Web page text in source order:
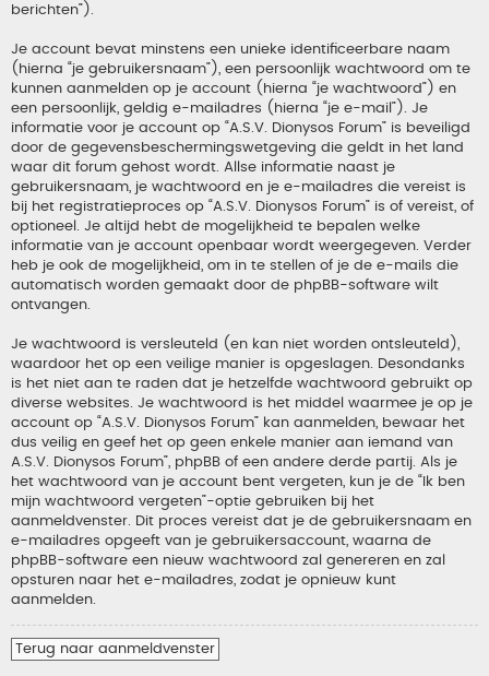
berichten”).
Je account bevat minstens een unieke identificeerbare naam
(hierna “je gebruikersnaam”), een persoonlijk wachtwoord om te
kunnen aanmelden op je account (hierna “je wachtwoord”) en
een persoonlijk, geldig e-mailadres (hierna “je e-mail”). Je
informatie voor je account op “A.S.V. Dionysos Forum” is beveiligd
door de gegevensbeschermingswetgeving die geldt in het land
waar dit forum gehost wordt. Allse informatie naast je
gebruikersnaam, je wachtwoord en je e-mailadres die vereist is
bij het registratieproces op “A.S.V. Dionysos Forum” is of vereist, of
optioneel. Je altijd hebt de mogelijkheid te bepalen welke
informatie van je account openbaar wordt weergegeven. Verder
heb je ook de mogelijkheid, om in te stellen of je de e-mails die
automatisch worden gemaakt door de phpBB-software wilt
ontvangen.
Je wachtwoord is versleuteld (en kan niet worden ontsleuteld),
waardoor het op een veilige manier is opgeslagen. Desondanks
is het niet aan te raden dat je hetzelfde wachtwoord gebruikt op
diverse websites. Je wachtwoord is het middel waarmee je op je
account op “A.S.V. Dionysos Forum” kan aanmelden, bewaar het
dus veilig en geef het op geen enkele manier aan iemand van
A.S.V. Dionysos Forum”, phpBB of een andere derde partij. Als je
het wachtwoord van je account bent vergeten, kun je de “Ik ben
mijn wachtwoord vergeten”-optie gebruiken bij het
aanmeldvenster. Dit proces vereist dat je de gebruikersnaam en
e-mailadres opgeeft van je gebruikersaccount, waarna de
phpBB-software een nieuw wachtwoord zal genereren en zal
opsturen naar het e-mailadres, zodat je opnieuw kunt
aanmelden.
Terug naar aanmeldvenster